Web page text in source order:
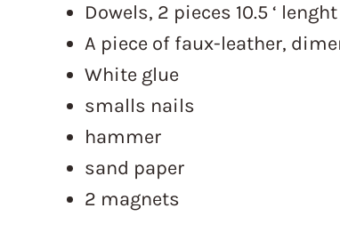
Dowels, 2 pieces 10.5 ‘
A piece of faux-leather,
White glue
smalls nails
hammer
sand paper
2 magnets